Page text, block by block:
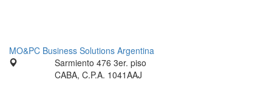
MO&PC Business Solutions Argentina
Sarmiento 476 3er. piso
CABA, C.P.A. 1041AAJ